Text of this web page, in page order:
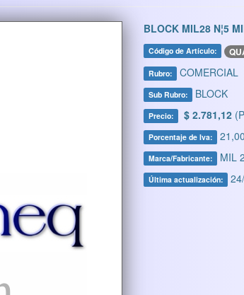
BLOCK MIL28 N¦5
Código de Artículo:
Rubro: COMERCIAL
Sub Rubro: BLOCK
Precio: $ 2.781,12
Porcentaje de Iva:
Marca/Fabricante: MIL
Última actualización: